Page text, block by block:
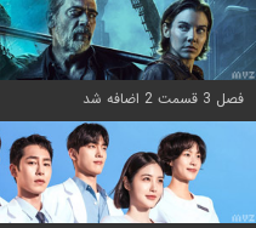
فصل 3 قسمت 2 اضافه شد